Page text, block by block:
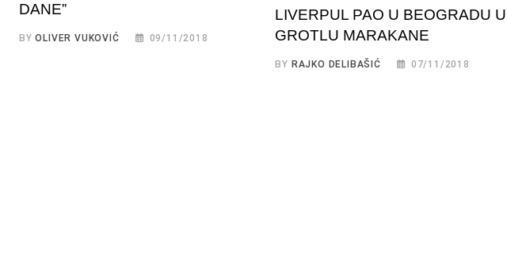
DANE”
BYOLIVER VUKOVIĆ 09/11/2018
LIVERPUL PAO U BEOGRADU U
GROTLU MARAKANE
BY RAJKO DELIBAŠIĆ 07/11/2018